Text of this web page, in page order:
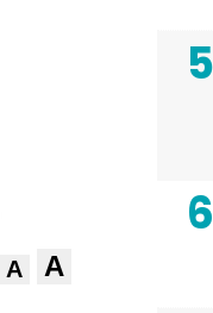
A A